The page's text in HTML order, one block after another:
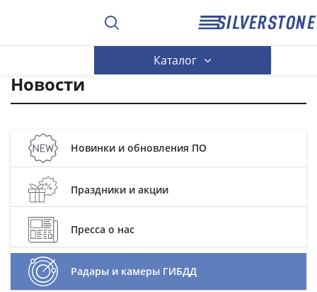
Каталог
Новости
Новинки и обновления ПО
Праздники и акции
Пресса о нас
Радары и камеры ГИБДД